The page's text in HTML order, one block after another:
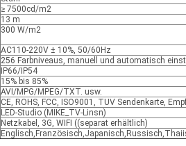
≥ 7500cd/m2
13 m
300 W/m2
AC110-220V ± 10%, 50/60Hz
256 Farbniveaus, manuell und automatisch
IP66/IP54
15% bis 85%
AVI/MPG/MPEG/TXT. usw.
CE, ROHS, FCC, ISO9001, TUV Sendenkarte,
LED-Studio (MIKE_TV-Linsn)
Netzkabel, 3G, WIFI ((separat erhältlich)